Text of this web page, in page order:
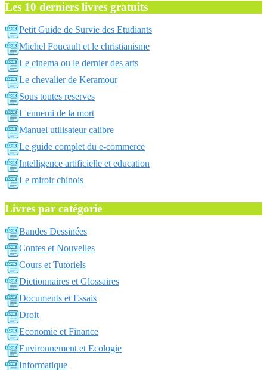
Les 10 derniers livres gratuits
Petit Guide de Survie des Etudiants
Michel Foucault et le christianisme
Le cinema ou le dernier des arts
Le chevalier de Keramour
Sous toutes reserves
L'ennemi de la mort
Manuel utilisateur calibre
Le guide complet du e-commerce
Intelligence artificielle et education
Le miroir chinois
Livres par catégorie
Bandes Dessinées
Contes et Nouvelles
Cours et Tutoriels
Dictionnaires et Glossaires
Documents et Essais
Droit
Economie et Finance
Environnement et Ecologie
Informatique